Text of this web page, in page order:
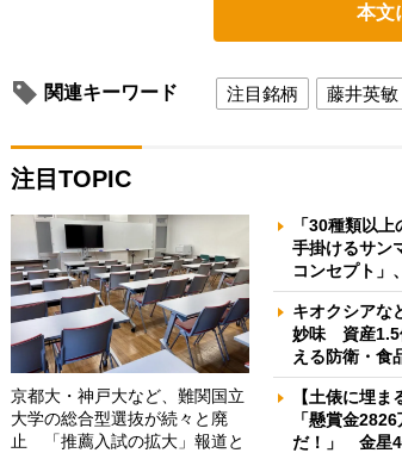
本文
関連キーワード 注目銘柄 藤井英敏
注目TOPIC
京都大・神戸大など、難関国立
大学の総合型選抜が続々と廃
止 「推薦入試の拡大」報道と
「30種類以
手掛けるサン
コンセプト」
キオクシアな
妙味 資産1.5
える防衛・食
【土俵に埋
「懸賞金
だ！」 金星4